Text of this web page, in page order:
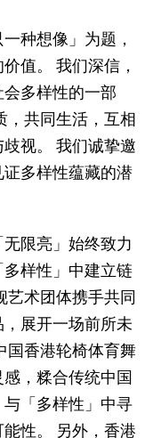
种想像」为题，
值。 我们深信，
多样性的一部
，共同生活，互相
视。 我们诚挚邀
多样性蕴藏的潜
限亮」始终致力
样性」中建立链
艺术团体携手共同
展开一场前所未
国香港轮椅体育舞
，糅合传统中国
「多样性」中寻
性。 另外，香港